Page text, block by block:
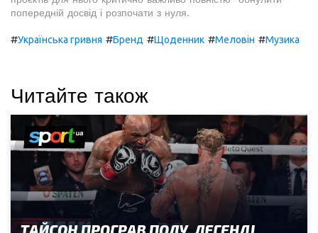
попередній досвід і розпочати з нуля.
#Українська гривня #Бренд #Щоденник #Меловін #Музика
Читайте також